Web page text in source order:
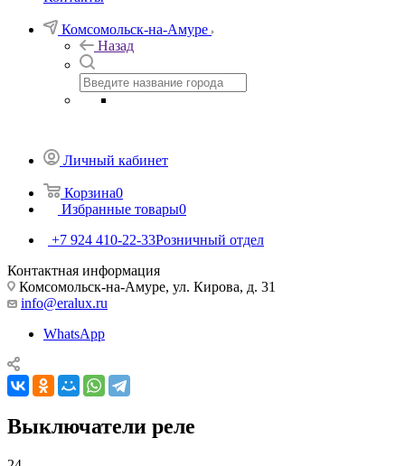
Комсомольск-на-Амуре
Назад
Личный кабинет
Корзина0
Избранные товары0
+7 924 410-22-33Розничный отдел
Контактная информация
Комсомольск-на-Амуре, ул. Кирова, д. 31
info@eralux.ru
WhatsApp
Выключатели реле